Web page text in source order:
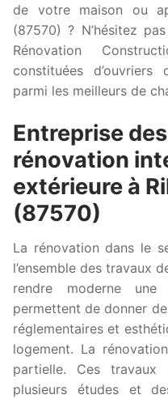
de votre maison ou
(87570) ? N’hésitez
Rénovation
constituées
parmi les meilleurs de
Entreprise
rénovation
extérieure à
(87570)
La rénovation dans le
l’ensemble des travaux
rendre moderne une
permettent de donner
réglementaires et
logement. La
partielle. Ces travaux
plusieurs études et